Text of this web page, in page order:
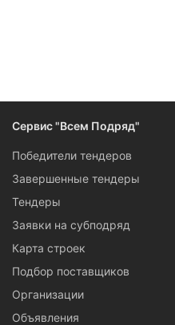
Сервис "Всем Подряд"
Победители тендеров
Завершенные тендеры
Тендеры
Заявки на субподряд
Карта строек
Подбор поставщиков
Организации
Объявления